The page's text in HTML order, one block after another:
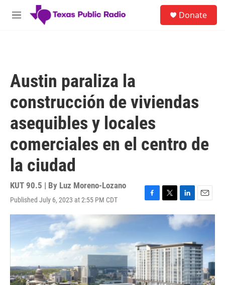
Skip to main content
M
Donate
Austin paraliza la
construcción de viviendas
asequibles y locales
comerciales en el centro de
la ciudad
KUT 90.5 | By Luz Moreno-Lozano
Published July 6, 2023 at 2:55 PM CDT
F
a
b
o
o
k
T
w
t
e
r
L
i
n
k
e
d
I
n
E
m
a
l